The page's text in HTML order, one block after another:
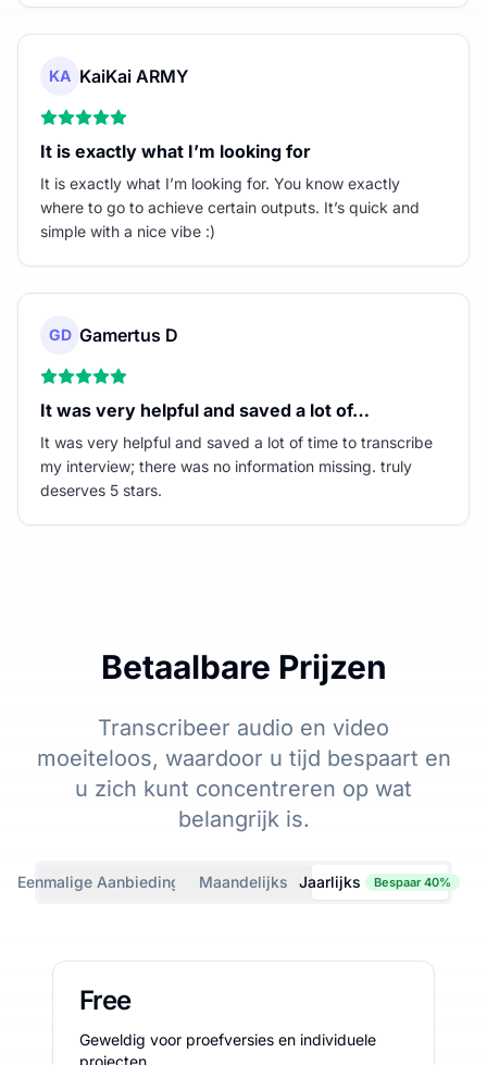
KA KaiKai ARMY
It is exactly what I’m looking for
It is exactly what I’m looking for. You know exactly
where to go to achieve certain outputs. It’s quick and
simple with a nice vibe :)
GD Gamertus D
It was very helpful and saved a lot of…
It was very helpful and saved a lot of time to transcribe
my interview; there was no information missing. truly
deserves 5 stars.
Betaalbare Prijzen
Transcribeer audio en video
moeiteloos, waardoor u tijd bespaart en
u zich kunt concentreren op wat
belangrijk is.
Eenmalige Aanbiedingen Maandelijks Jaarlijks Bespaar 40%
Free
Geweldig voor proefversies en individuele
projecten.